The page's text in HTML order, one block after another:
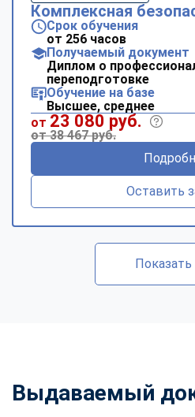
Комплексная
Срок обучения
от 256 часов
Получаемый документ
Диплом о
переподготовке
Обучение на базе
Высшее, среднее
от 23 080 руб.
от 38 467 руб.
Оставить
Выдаваемый